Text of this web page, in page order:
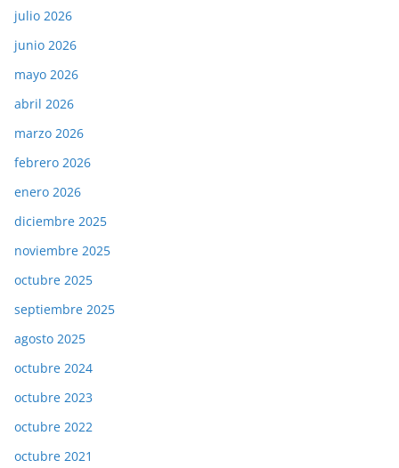
julio 2026
junio 2026
mayo 2026
abril 2026
marzo 2026
febrero 2026
enero 2026
diciembre 2025
noviembre 2025
octubre 2025
septiembre 2025
agosto 2025
octubre 2024
octubre 2023
octubre 2022
octubre 2021